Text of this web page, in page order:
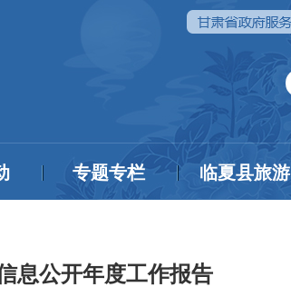
专题专栏 临夏县旅游
息公开年度工作报告